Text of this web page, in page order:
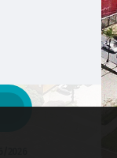
2026